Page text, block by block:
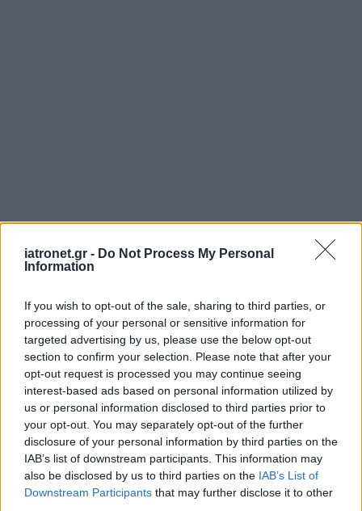
iatronet.gr - Do Not Process My Personal
Information
If you wish to opt-out of the sale, sharing to third parties, or
processing of your personal or sensitive information for
targeted advertising by us, please use the below opt-out
section to confirm your selection. Please note that after your
opt-out request is processed you may continue seeing
interest-based ads based on personal information utilized by
us or personal information disclosed to third parties prior to
your opt-out. You may separately opt-out of the further
disclosure of your personal information by third parties on the
IAB’s list of downstream participants. This information may
also be disclosed by us to third parties on the IAB’s List of
Downstream Participants that may further disclose it to other